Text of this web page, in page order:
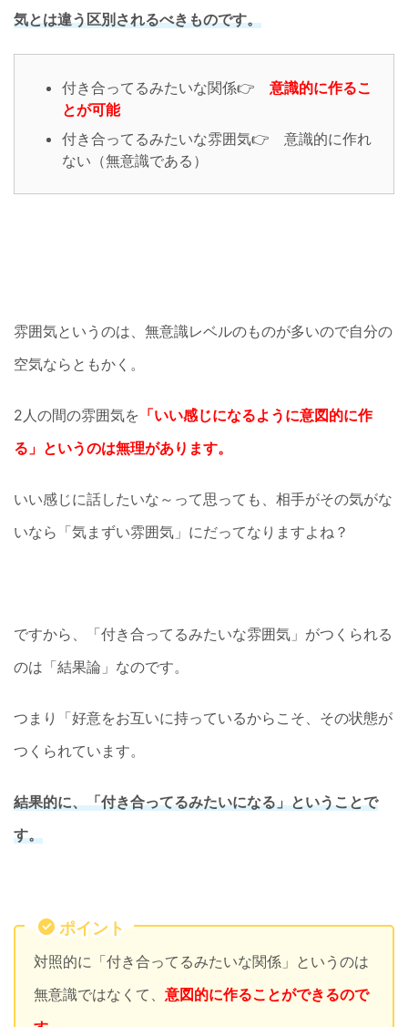
気とは違う区別されるべきものです。
付き合ってるみたいな関係👉 意識的に作るこ
とが可能
付き合ってるみたいな雰囲気👉 意識的に作れ
ない（無意識である）
雰囲気というのは、無意識レベルのものが多いので自分の
空気ならともかく。
2人の間の雰囲気を 「いい感じになるように意図的に作
る」というのは無理があります。
いい感じに話したいな～って思っても、相手がその気がな
いなら「気まずい雰囲気」にだってなりますよね？
ですから、「付き合ってるみたいな雰囲気」がつくられる
のは「結果論」なのです。
つまり「好意をお互いに持っているからこそ、その状態が
つくられています。
結果的に、「付き合ってるみたいになる」ということで
す。
ポイント
対照的に「付き合ってるみたいな関係」というのは
無意識ではなくて、 意図的に作ることができるので